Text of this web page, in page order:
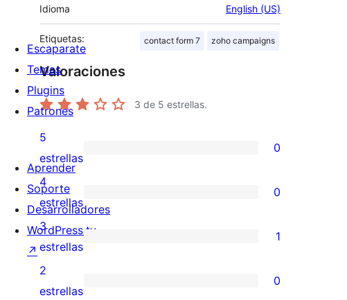
Idioma English (US)
Etiquetas: contact form 7 zoho campaigns
Valoraciones
3 de 5 estrellas.
0
valoraciones
de
5
estrellas
5
estrellas
0
0
valoraciones
de
4
estrellas
4
estrellas
0
1
valoración
de
3
estrellas
1
0
2
estrellas
0
Escaparate
Temas
Plugins
Patrones
Aprender
Soporte
Desarrolladores
WordPress.tv
↗